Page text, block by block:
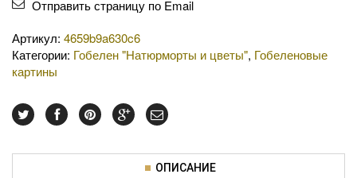
Отправить страницу по Email
Артикул: 4659b9a630c6
Категории: Гобелен "Натюрморты и цветы", Гобеленовые
картины
ОПИСАНИЕ